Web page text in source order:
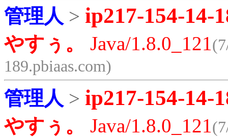
管理人 > ip217-154-14-
やすぅ。 Java/1.8.0_121
189.pbiaas.com)
管理人 > ip217-154-14-
やすぅ。 Java/1.8.0_121